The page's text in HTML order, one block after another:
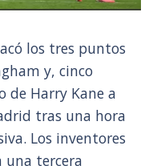
los tres puntos
y, cinco
de Harry Kane a
tras una hora
Los inventores
tercera